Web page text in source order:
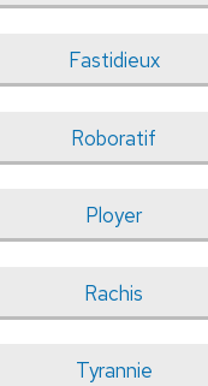
Fastidieux
Roboratif
Ployer
Rachis
Tyrannie